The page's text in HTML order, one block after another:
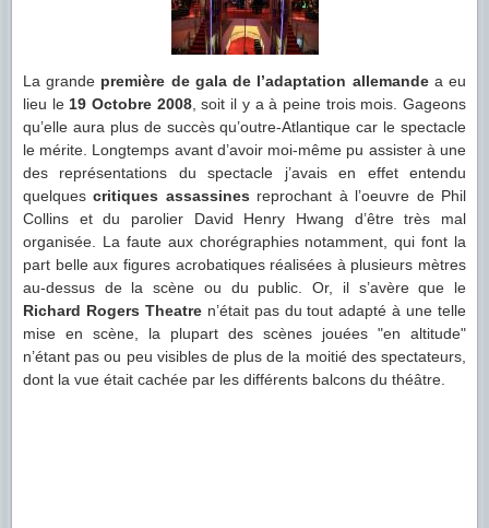
La grande première de gala de l’adaptation allemandea eu
lieu le19 Octobre 2008, soit il y a à peine trois mois. Gageons
qu’elle aura plus de succès qu’outre-Atlantique car le spectacle
le mérite. Longtemps avant d’avoir moi-même pu assister à une
des représentations du spectacle j’avais en effet entendu
quelquescritiques assassines reprochant à l’oeuvre de Phil
Collins et du parolier David Henry Hwang d’être très mal
organisée. La faute aux chorégraphies notamment, qui font la
part belle aux figures acrobatiques réalisées à plusieurs mètres
au-dessus de la scène ou du public. Or, il s’avère que le
Richard Rogers Theatren’était pas du tout adapté à une telle
mise en scène, la plupart des scènes jouées "en altitude"
n’étant pas ou peu visibles de plus de la moitié des spectateurs,
dont la vue était cachée par les différents balcons du théâtre.